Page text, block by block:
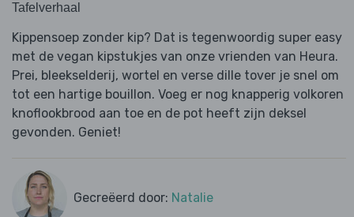
Tafelverhaal
Kippensoep zonder kip? Dat is tegenwoordig super easy
met de vegan kipstukjes van onze vrienden van Heura.
Prei, bleekselderij, wortel en verse dille tover je snel om
tot een hartige bouillon. Voeg er nog knapperig volkoren
knoflookbrood aan toe en de pot heeft zijn deksel
gevonden. Geniet!
Gecreëerd door: Natalie